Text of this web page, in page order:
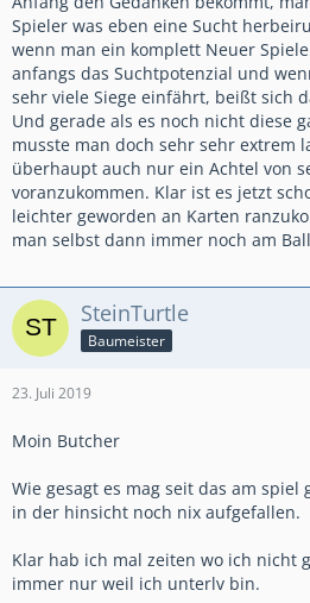
Spieler was eben eine Sucht
wenn man ein komplett Neuer
anfangs das Suchtpotenzial und
sehr viele Siege einfährt, beißt sich
Und gerade als es noch nicht diese
musste man doch sehr sehr extrem
überhaupt auch nur ein Achtel von
voranzukommen. Klar ist es jetzt
leichter geworden an Karten
man selbst dann immer noch am
SteinTurtle
Baumeister
23. Juli 2019
Moin Butcher
Wie gesagt es mag seit das am
in der hinsicht noch nix aufgefallen.
Klar hab ich mal zeiten wo ich nicht
immer nur weil ich unterlv bin.